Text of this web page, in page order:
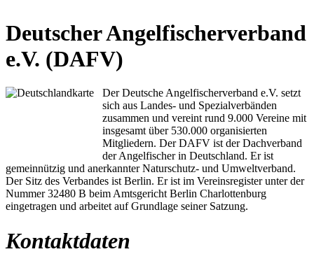
Deutscher Angelfischerverband
e.V. (DAFV)
Der Deutsche Angelfischerverband e.V. setzt
sich aus Landes- und Spezialverbänden
zusammen und vereint rund 9.000 Vereine mit
insgesamt über 530.000 organisierten
Mitgliedern. Der DAFV ist der Dachverband
der Angelfischer in Deutschland. Er ist
gemeinnützig und anerkannter Naturschutz- und Umweltverband.
Der Sitz des Verbandes ist Berlin. Er ist im Vereinsregister unter der
Nummer 32480 B beim Amtsgericht Berlin Charlottenburg
eingetragen und arbeitet auf Grundlage seiner Satzung.
Kontaktdaten